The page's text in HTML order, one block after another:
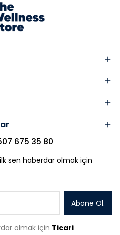
675 35 80
sen haberdar olmak için
Abone Ol.
olmak için Ticari